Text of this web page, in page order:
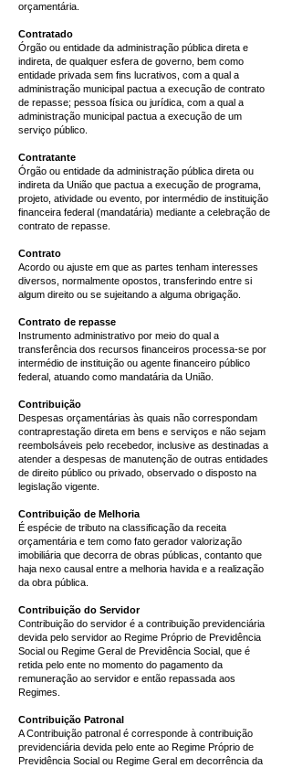
orçamentária.
Contratado
Órgão ou entidade da administração pública direta e
indireta, de qualquer esfera de governo, bem como
entidade privada sem fins lucrativos, com a qual a
administração municipal pactua a execução de contrato
de repasse; pessoa física ou jurídica, com a qual a
administração municipal pactua a execução de um
serviço público.
Contratante
Órgão ou entidade da administração pública direta ou
indireta da União que pactua a execução de programa,
projeto, atividade ou evento, por intermédio de instituição
financeira federal (mandatária) mediante a celebração de
contrato de repasse.
Contrato
Acordo ou ajuste em que as partes tenham interesses
diversos, normalmente opostos, transferindo entre si
algum direito ou se sujeitando a alguma obrigação.
Contrato de repasse
Instrumento administrativo por meio do qual a
transferência dos recursos financeiros processa-se por
intermédio de instituição ou agente financeiro público
federal, atuando como mandatária da União.
Contribuição
Despesas orçamentárias às quais não correspondam
contraprestação direta em bens e serviços e não sejam
reembolsáveis pelo recebedor, inclusive as destinadas a
atender a despesas de manutenção de outras entidades
de direito público ou privado, observado o disposto na
legislação vigente.
Contribuição de Melhoria
É espécie de tributo na classificação da receita
orçamentária e tem como fato gerador valorização
imobiliária que decorra de obras públicas, contanto que
haja nexo causal entre a melhoria havida e a realização
da obra pública.
Contribuição do Servidor
Contribuição do servidor é a contribuição previdenciária
devida pelo servidor ao Regime Próprio de Previdência
Social ou Regime Geral de Previdência Social, que é
retida pelo ente no momento do pagamento da
remuneração ao servidor e então repassada aos
Regimes.
Contribuição Patronal
A Contribuição patronal é corresponde à contribuição
previdenciária devida pelo ente ao Regime Próprio de
Previdência Social ou Regime Geral em decorrência da